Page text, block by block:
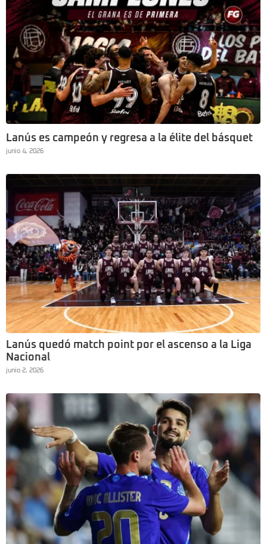
Lanús es campeón y regresa a la élite del básquet
junio 4, 2026
Lanús quedó match point por el ascenso a la Liga
Nacional
junio 2, 2026